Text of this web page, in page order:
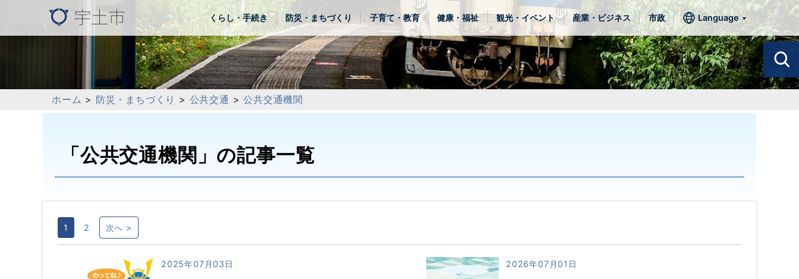
くらし・手続き 防災・まちづくり 子育て・教育 健康・福祉 観光・イベント 産業・ビジネス 市政 Language
ホーム > 防災・まちづくり > 公共交通 >公共交通機関
「公共交通機関」の記事一覧
1 2 次へ >
2025年07月03日 2026年07月01日